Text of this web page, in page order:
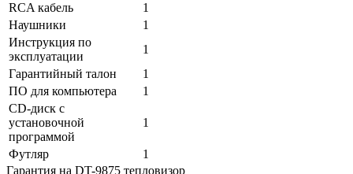
RCA кабель
1
Наушники
1
Инструкция по
эксплуатации
1
Гарантийный талон
1
ПО для компьютера
1
CD-диск с
установочной
программой
1
Футляр
1
Гарантия на DT-9875 тепловизор